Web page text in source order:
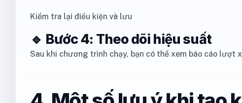
Kiểm tra lại điều kiện và lưu
🔹 Bước 4: Theo dõi hiệu suất
Sau khi chương trình chạy, bạn có thể xem báo cáo lượt